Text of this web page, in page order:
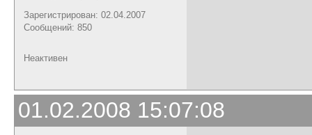
Зарегистрирован: 02.04.2007
Сообщений: 850
Неактивен
01.02.2008 15:07:08